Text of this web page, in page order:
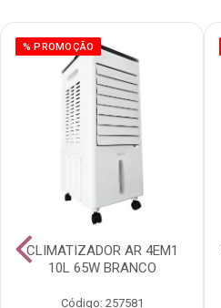
% PROMOÇÃO
CLIMATIZADOR AR 4EM1
10L 65W BRANCO
Código: 257581